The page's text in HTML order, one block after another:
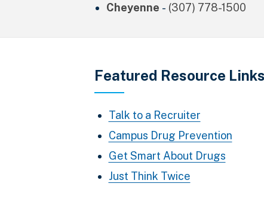
Cheyenne - (307) 778-1500
Featured Resource Links
Talk to a Recruiter
Campus Drug Prevention
Get Smart About Drugs
Just Think Twice